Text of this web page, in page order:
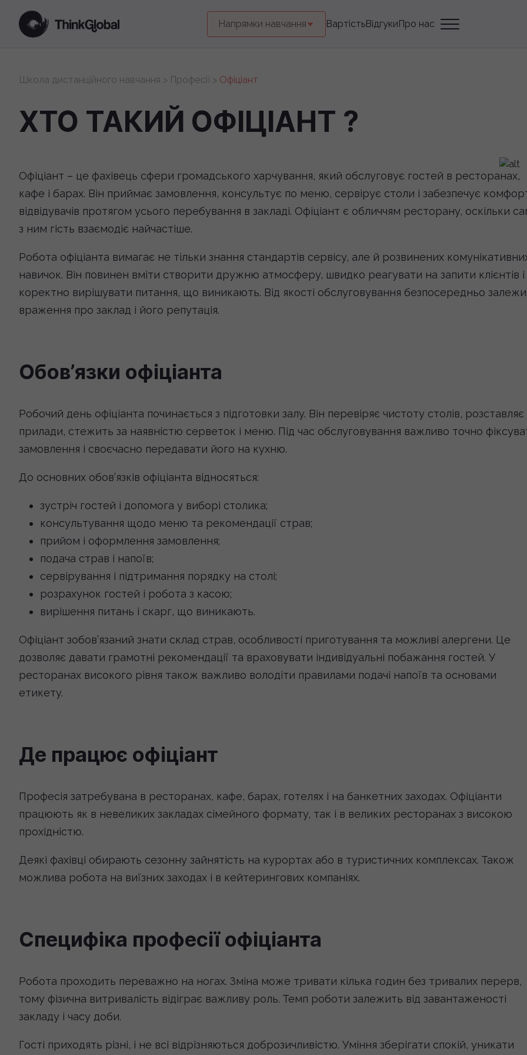
Напрямки навчання ВартістьВідгукиПро нас
Школа дистанційного навчання > Професії > Офіціант
ХТО ТАКИЙ ОФІЦІАНТ ?
Офіціант – це фахівець сфери громадського харчування, який обслуговує гостей в ресторанах,
кафе і барах. Він приймає замовлення, консультує по меню, сервірує столи і забезпечує
відвідувачів протягом усього перебування в закладі. Офіціант є обличчям ресторану, оскільки
з ним гість взаємодіє найчастіше.
Робота офіціанта вимагає не тільки знання стандартів сервісу, але й розвинених
навичок. Він повинен вміти створити дружню атмосферу, швидко реагувати на запити клієнтів і
коректно вирішувати питання, що виникають. Від якості обслуговування безпосередньо
враження про заклад і його репутація.
Обов’язки офіціанта
Робочий день офіціанта починається з підготовки залу. Він перевіряє чистоту столів, розставляє
прилади, стежить за наявністю серветок і меню. Під час обслуговування важливо точно
замовлення і своєчасно передавати його на кухню.
До основних обов’язків офіціанта відносяться:
зустріч гостей і допомога у виборі столика;
консультування щодо меню та рекомендації страв;
прийом і оформлення замовлення;
подача страв і напоїв;
сервірування і підтримання порядку на столі;
розрахунок гостей і робота з касою;
вирішення питань і скарг, що виникають.
Офіціант зобов’язаний знати склад страв, особливості приготування та можливі алергени. Це
дозволяє давати грамотні рекомендації та враховувати індивідуальні побажання гостей. У
ресторанах високого рівня також важливо володіти правилами подачі напоїв та основами
етикету.
Де працює офіціант
Професія затребувана в ресторанах, кафе, барах, готелях і на банкетних заходах. Офіціанти
працюють як в невеликих закладах сімейного формату, так і в великих ресторанах з високою
прохідністю.
Деякі фахівці обирають сезонну зайнятість на курортах або в туристичних комплексах. Також
можлива робота на виїзних заходах і в кейтерингових компаніях.
Специфіка професії офіціанта
Робота проходить переважно на ногах. Зміна може тривати кілька годин без тривалих перерв,
тому фізична витривалість відіграє важливу роль. Темп роботи залежить від завантаженості
закладу і часу доби.
Гості приходять різні, і не всі відрізняються доброзичливістю. Уміння зберігати спокій, уникати